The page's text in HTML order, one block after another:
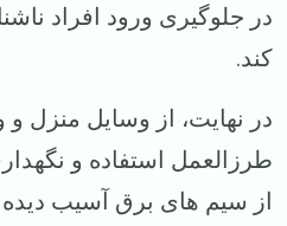
در جلوگیری ورود افراد
کند.
در نهایت، از وسایل منزل
طرزالعمل استفاده و
از سیم های برق آسیب دیده